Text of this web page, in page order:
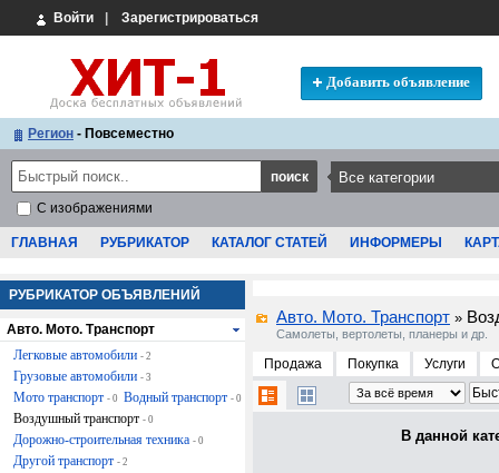
Войти Зарегистрироваться
Добавить объявление
Регион - Повсеместно
С изображениями
ГЛАВНАЯ РУБРИКАТОР КАТАЛОГ СТАТЕЙ ИНФОРМЕРЫ
Авто. Мото. Транспорт »
Самолеты, вертолеты, планеры и др.
Продажа Покупка Услуги
В данной
РУБРИКАТОР ОБЪЯВЛЕНИЙ
Авто. Мото. Транспорт
Легковые автомобили - 2
Грузовые автомобили - 3
Мото транспорт - 0 Водный транспорт - 0
Воздушный транспорт - 0
Дорожно-строительная техника - 0
Другой транспорт - 2